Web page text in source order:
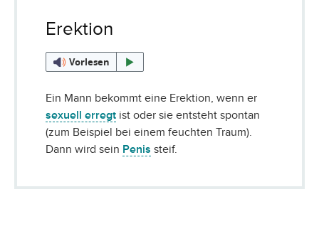
Erektion
Vorlesen
Ein Mann bekommt eine Erektion, wenn er
sexuell erregt ist oder sie entsteht spontan
(zum Beispiel bei einem feuchten Traum).
Dann wird sein Penis steif.